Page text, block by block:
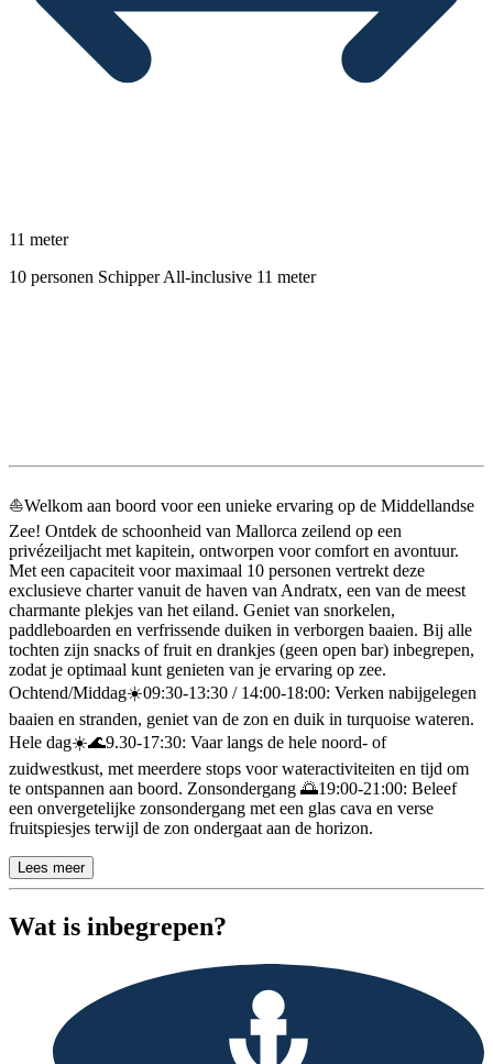
11 meter
10 personen Schipper All-inclusive 11 meter
Beschrijving
⛵️Welkom aan boord voor een unieke ervaring op de Middellandse
Zee! Ontdek de schoonheid van Mallorca zeilend op een
privézeiljacht met kapitein, ontworpen voor comfort en avontuur.
Met een capaciteit voor maximaal 10 personen vertrekt deze
exclusieve charter vanuit de haven van Andratx, een van de meest
charmante plekjes van het eiland. Geniet van snorkelen,
paddleboarden en verfrissende duiken in verborgen baaien. Bij alle
tochten zijn snacks of fruit en drankjes (geen open bar) inbegrepen,
zodat je optimaal kunt genieten van je ervaring op zee.
Ochtend/Middag☀️09:30-13:30 / 14:00-18:00: Verken nabijgelegen
baaien en stranden, geniet van de zon en duik in turquoise wateren.
Hele dag☀️🌊9.30-17:30: Vaar langs de hele noord- of
zuidwestkust, met meerdere stops voor wateractiviteiten en tijd om
te ontspannen aan boord. Zonsondergang 🌅19:00-21:00: Beleef
een onvergetelijke zonsondergang met een glas cava en verse
fruitspiesjes terwijl de zon ondergaat aan de horizon.
Lees meer
Wat is inbegrepen?